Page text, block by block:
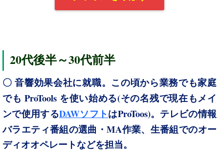
20代後半～30代前半
〇 音響効果会社に就職。この頃から業務でも家庭
でもProTools を使い始める(その名残で現在もメイ
ンで使用するDAWソフトはProToos)。テレビの情報
バラエティ番組の選曲・MA作業、生番組でのオー
ディオオペレートなどを担当。